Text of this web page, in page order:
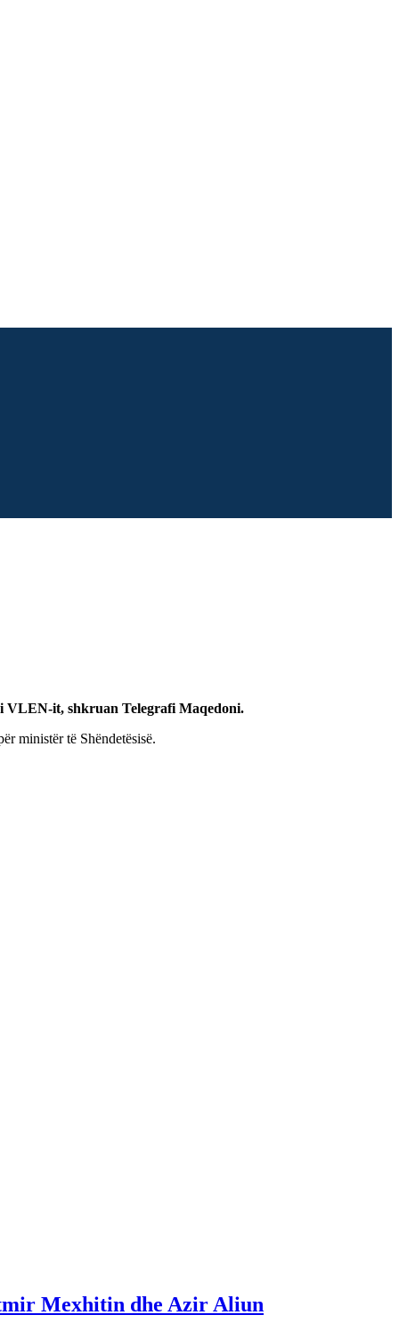
VLEN-it, shkruan Telegrafi Maqedoni.
ministër të Shëndetësisë.
Mexhitin dhe Azir Aliun